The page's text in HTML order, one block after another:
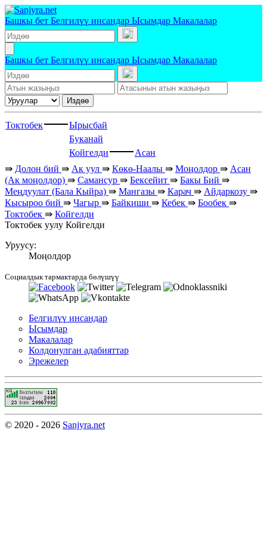
Башкы бет Белгилүү инсандар Ысымдар Макалалар
Башкы бет Белгилүү инсандар Ысымдар Макалалар
Издөө
Токтобек
Ырысбай
Буканай
Койгелди
Асан
⇛ Долон бий ⇛ Ак уул ⇛ Көкө-Наалы ⇛ Моңолдор ⇛ Асан
(Ак моңолдор) ⇛ Самансур ⇛ Бексейит ⇛ Бакы Бий ⇛
Меңдуулат (Бала Кыйра) ⇛ Мангазы ⇛ Карач ⇛ Айдаркозу ⇛
Кысыроо бий ⇛ Чагыр ⇛ Байкиши ⇛ Кебек ⇛ Бообек ⇛
Токтобек ⇛ Койгелди
Токтобек уулу Койгелди
Уруусу:
Моңолдор
Социалдык тармактарда бөлүшүү
Белгилүү инсандар
Ысымдар
Макалалар
Колдонулган адабияттар
Эрежелер
© 2020 - 2026 Sanjyra.net